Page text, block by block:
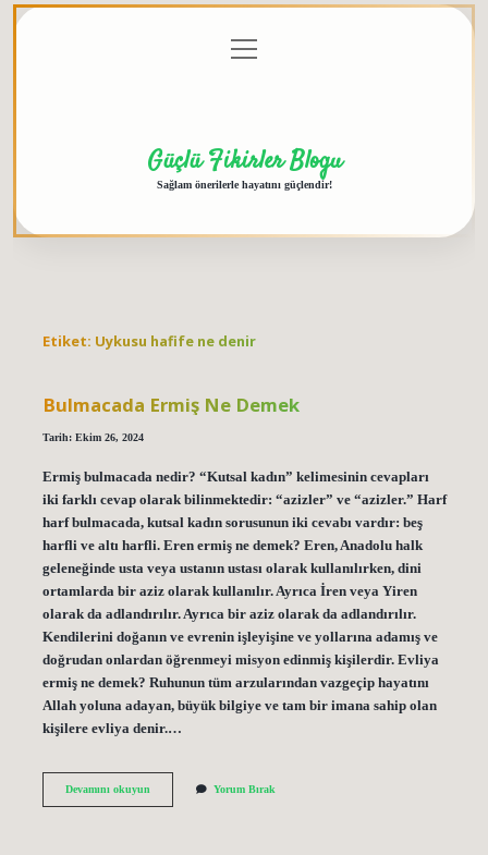
menüyü
aç
Güçlü Fikirler Blogu
Sağlam önerilerle hayatını güçlendir!
Etiket: Uykusu hafife ne denir
Bulmacada Ermiş Ne Demek
Tarih: Ekim 26, 2024
Ermiş bulmacada nedir? “Kutsal kadın” kelimesinin cevapları
iki farklı cevap olarak bilinmektedir: “azizler” ve “azizler.” Harf
harf bulmacada, kutsal kadın sorusunun iki cevabı vardır: beş
harfli ve altı harfli. Eren ermiş ne demek? Eren, Anadolu halk
geleneğinde usta veya ustanın ustası olarak kullanılırken, dini
ortamlarda bir aziz olarak kullanılır. Ayrıca İren veya Yiren
olarak da adlandırılır. Ayrıca bir aziz olarak da adlandırılır.
Kendilerini doğanın ve evrenin işleyişine ve yollarına adamış ve
doğrudan onlardan öğrenmeyi misyon edinmiş kişilerdir. Evliya
ermiş ne demek? Ruhunun tüm arzularından vazgeçip hayatını
Allah yoluna adayan, büyük bilgiye ve tam bir imana sahip olan
kişilere evliya denir.…
Devamını okuyunBulmacada
Yorum Bırak